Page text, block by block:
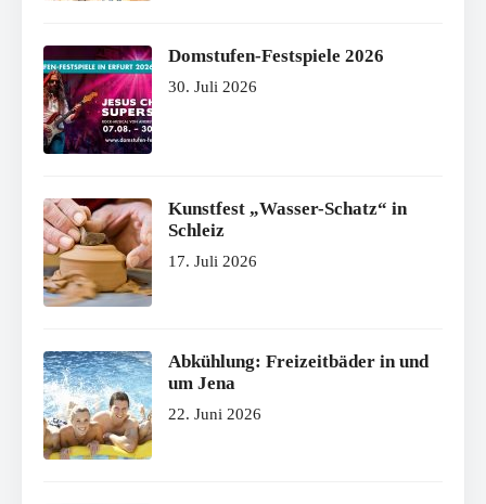
Domstufen-Festspiele 2026
30. Juli 2026
Kunstfest „Wasser-Schatz“ in
Schleiz
17. Juli 2026
Abkühlung: Freizeitbäder in und
um Jena
22. Juni 2026